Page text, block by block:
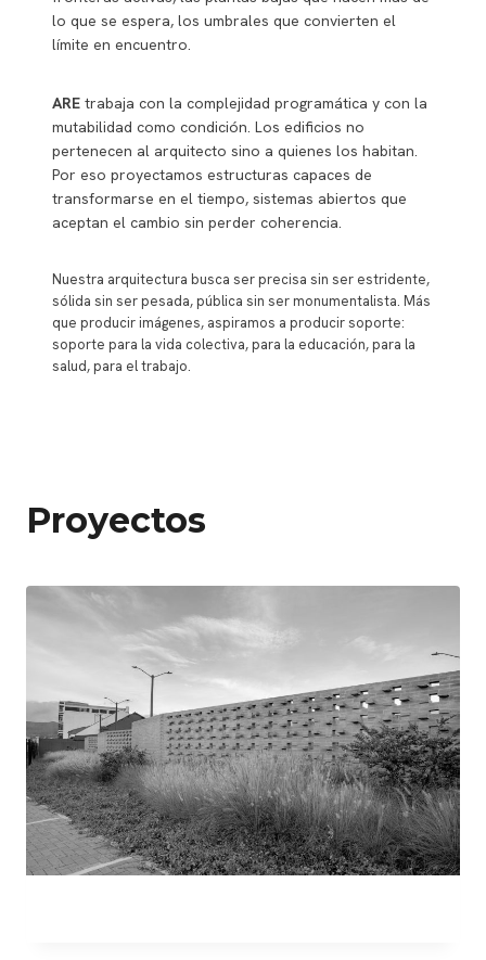
lo que se espera, los umbrales que convierten el
límite en encuentro.
ARE trabaja con la complejidad programática y con la
mutabilidad como condición. Los edificios no
pertenecen al arquitecto sino a quienes los habitan.
Por eso proyectamos estructuras capaces de
transformarse en el tiempo, sistemas abiertos que
aceptan el cambio sin perder coherencia.
Nuestra arquitectura busca ser precisa sin ser estridente,
sólida sin ser pesada, pública sin ser monumentalista. Más
que producir imágenes, aspiramos a producir soporte:
soporte para la vida colectiva, para la educación, para la
salud, para el trabajo.
Proyectos